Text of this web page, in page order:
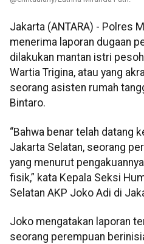
Jakarta (ANTARA) - Polres
menerima laporan dugaan
dilakukan mantan istri
Wartia Trigina, atau yang
seorang asisten rumah
Bintaro.
“Bahwa benar telah datang
Jakarta Selatan, seorang
yang menurut
fisik,” kata Kepala Seksi
Selatan AKP Joko Adi di
Joko mengatakan laporan
seorang perempuan